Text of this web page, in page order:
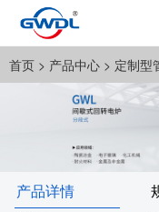
首页 > 产品中心 > 定制型
产品详情